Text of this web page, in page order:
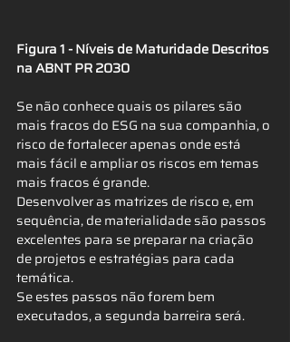
Figura 1 - Níveis de Maturidade Descritos
na ABNT PR 2030
Se não conhece quais os pilares são
mais fracos do ESG na sua companhia, o
risco de fortalecer apenas onde está
mais fácil e ampliar os riscos em temas
mais fracos é grande.
Desenvolver as matrizes de risco e, em
sequência, de materialidade são passos
excelentes para se preparar na criação
de projetos e estratégias para cada
temática.
Se estes passos não forem bem
executados, a segunda barreira será.